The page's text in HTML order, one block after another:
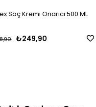
Saç Kremi Onarıcı 500 ML
₺249,90